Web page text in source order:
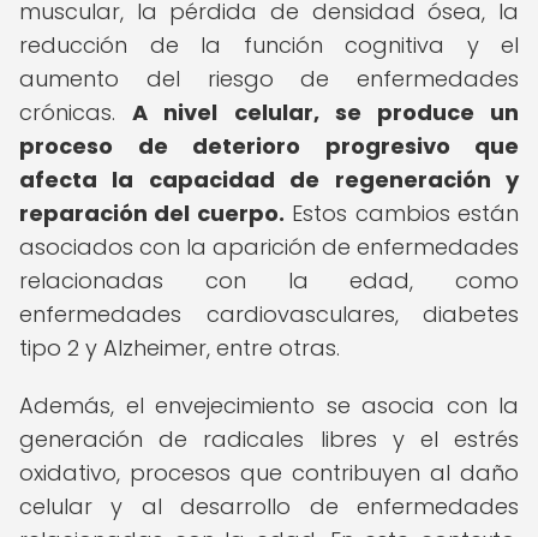
muscular, la pérdida de densidad ósea, la
reducción de la función cognitiva y el
aumento del riesgo de enfermedades
crónicas.A nivel celular, se produce un
proceso de deterioro progresivo que
afecta la capacidad de regeneración y
reparación del cuerpo. Estos cambios están
asociados con la aparición de enfermedades
relacionadas con la edad, como
enfermedades cardiovasculares, diabetes
tipo 2 y Alzheimer, entre otras.
Además, el envejecimiento se asocia con la
generación de radicales libres y el estrés
oxidativo, procesos que contribuyen al daño
celular y al desarrollo de enfermedades